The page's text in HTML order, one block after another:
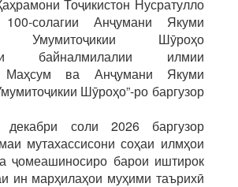
Тоҷикистон Нусратулло
солагии Анҷумани Якуми
Умумитоҷикии Шӯроҳо
байналмилалии илмии
Маҳсум ва Анҷумани Якуми
Шӯроҳо”-ро баргузор
соли 2026 баргузор
мутахассисони соҳаи илмҳои
ҷомеашиносиро барои иштирок
ин марҳилаҳои муҳими таърихӣ